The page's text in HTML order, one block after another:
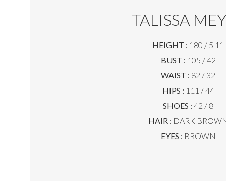
TALISSA
HEIGHT : 180 / 5'11
BUST : 105 / 42
WAIST : 82 / 32
HIPS : 111 / 44
SHOES : 42 / 8
HAIR : DARK
EYES : BROWN